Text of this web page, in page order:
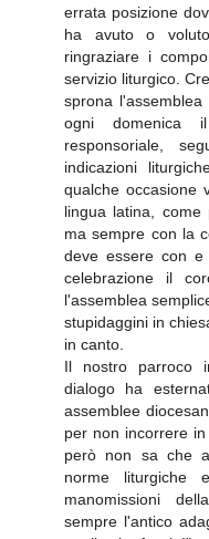
errata posizione
ha avuto o
ringraziare i
servizio liturgico.
sprona
ogni domenica
responsoriale,
indicazioni
qualche occasione
lingua latina, come
ma sempre con la
deve essere con e
celebrazione il
l'assemblea
stupidaggini in
in canto.
Il nostro parroco
dialogo ha
assemblee
per non incorrere
però non sa che
norme
manomissioni
sempre l'antico